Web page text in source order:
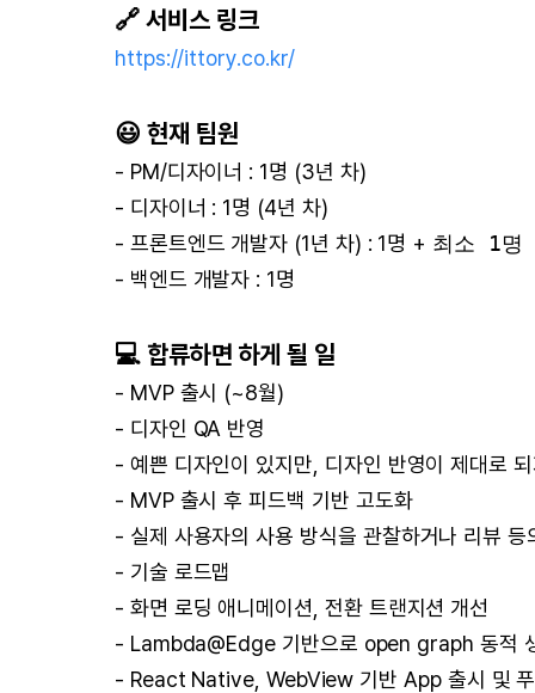
🔗 서비스 링크
https://ittory.co.kr/
😃 현재 팀원
- PM/디자이너 : 1명 (3년 차)
- 디자이너 : 1명 (4년 차)
- 프론트엔드 개발자 (1년 차) : 1명 + 최소 1명
- 백엔드 개발자 : 1명
💻 합류하면 하게 될 일
- MVP 출시 (~8월)
- 디자인 QA 반영
- 예쁜 디자인이 있지만, 디자인 반영이 제대로
- MVP 출시 후 피드백 기반 고도화
- 실제 사용자의 사용 방식을 관찰하거나 리뷰
- 기술 로드맵
- 화면 로딩 애니메이션, 전환 트랜지션 개선
- Lambda@Edge 기반으로 open graph 동적
- React Native, WebView 기반 App 출시 및